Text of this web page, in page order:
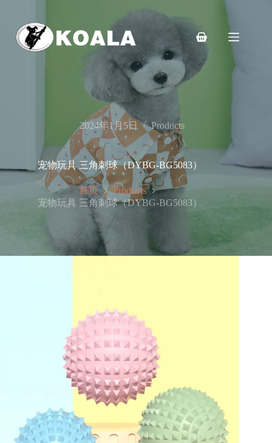
购
车
2024年1月5日 Products
宠物玩具 三角刺球（DYBG-BG5083）
首页
Products
宠物玩具 三角刺球（DYBG-BG5083）